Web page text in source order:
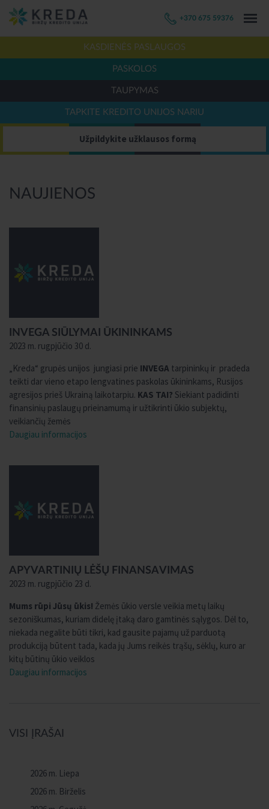
+370 675 59376
KASDIENĖS PASLAUGOS
PASKOLOS
TAUPYMAS
TAPKITE KREDITO UNIJOS NARIU
Užpildykite užklausos formą
NAUJIENOS
INVEGA SIŪLYMAI ŪKININKAMS
2023 m. rugpjūčio 30 d.
„Kreda“ grupės unijos jungiasi prie INVEGA tarpininkų ir pradeda
teikti dar vieno etapo lengvatines paskolas ūkininkams, Rusijos
agresijos prieš Ukrainą laikotarpiu. KAS TAI? Siekiant padidinti
finansinių paslaugų prieinamumą ir užtikrinti ūkio subjektų,
veikiančių žemės
Daugiau informacijos
APYVARTINIŲ LĖŠŲ FINANSAVIMAS
2023 m. rugpjūčio 23 d.
Mums rūpi Jūsų ūkis! Žemės ūkio versle veikia metų laikų
sezoniškumas, kuriam didelę įtaką daro gamtinės sąlygos. Dėl to,
niekada negalite būti tikri, kad gausite pajamų už parduotą
produkciją būtent tada, kada jų Jums reikės trąšų, sėklų, kuro ar
kitų būtinų ūkio veiklos
Daugiau informacijos
VISI ĮRAŠAI
2026 m. Liepa
2026 m. Birželis